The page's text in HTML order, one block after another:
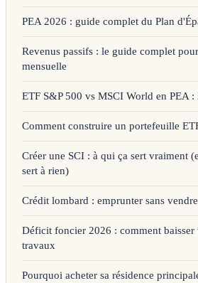
PEA 2026 : guide complet du Plan
Revenus passifs : le guide complet
mensuelle
ETF S&P 500 vs MSCI World en PEA
Comment construire un portefeuille
Créer une SCI : à qui ça sert vraiment
sert à rien)
Crédit lombard : emprunter sans
Déficit foncier 2026 : comment
travaux
Pourquoi acheter sa résidence